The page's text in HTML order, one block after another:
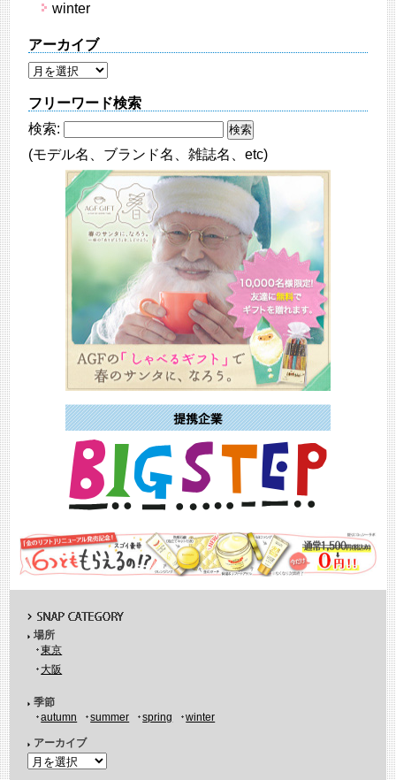
winter
アーカイブ
フリーワード検索
検索:
(モデル名、ブランド名、雑誌名、etc)
場所
東京
大阪
季節
autumn
summer spring winter
アーカイブ